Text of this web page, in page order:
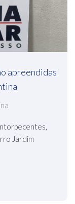
apreendidas
Jardim